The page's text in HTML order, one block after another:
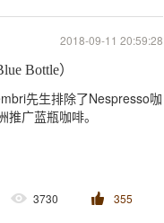
2018-09-11 20:59:28
Bottle）
先生排除了Nespresso咖
广蓝瓶咖啡。
3730 355